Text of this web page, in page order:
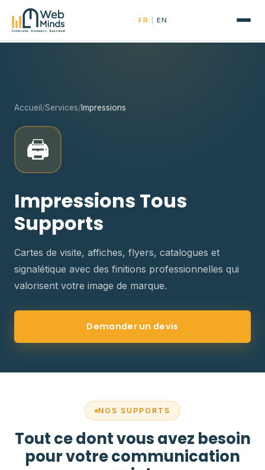
FR EN
Accueil /Services/Impressions
🖨️
Impressions Tous
Supports
Cartes de visite, affiches, flyers, catalogues et
signalétique avec des finitions professionnelles qui
valorisent votre image de marque.
Demander un devis
NOS SUPPORTS
Tout ce dont vous avez besoin
pour votre communication